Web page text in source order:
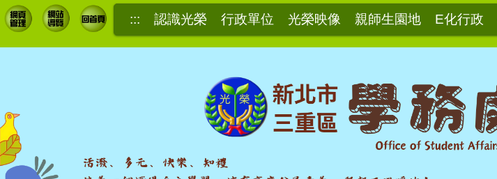
跳
到
區
::: 認識光榮 行政單位 光榮映像 親師生園地 E化行政